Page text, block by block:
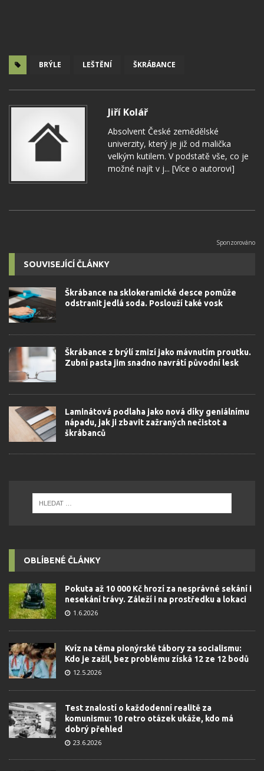
BRÝLE LEŠTĚNÍ ŠKRÁBANCE
Jiří Kolář
Absolvent České zemědělské
univerzity, který je již od malička
velkým kutilem. V podstatě vše, co je
možné najít v j... [Více o autorovi]
SOUVISEJÍCÍ ČLÁNKY
Škrábance na sklokeramické desce pomůže
odstranit jedlá soda. Poslouží také vosk
Škrábance z brýlí zmizí jako mávnutím proutku.
Zubní pasta jim snadno navrátí původní lesk
Laminátová podlaha jako nová díky geniálnímu
nápadu, jak ji zbavit zažraných nečistot a
škrábanců
OBLÍBENÉ ČLÁNKY
Pokuta až 10 000 Kč hrozí za nesprávné sekání i
nesekání trávy. Záleží i na prostředku a lokaci
1.6.2026
Kvíz na téma pionýrské tábory za socialismu:
Kdo je zažil, bez problému získá 12 ze 12 bodů
12.5.2026
Test znalostí o každodenní realitě za
komunismu: 10 retro otázek ukáže, kdo má
dobrý přehled
23.6.2026